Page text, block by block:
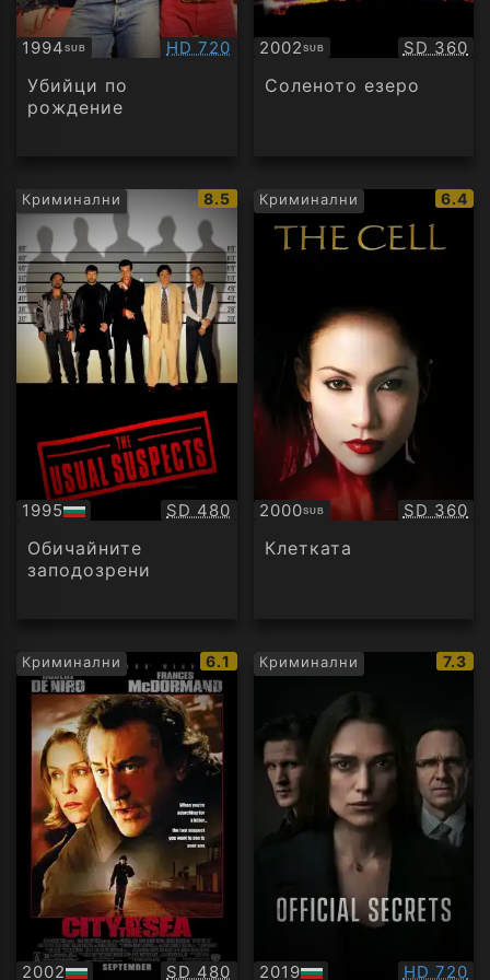
1994SUB
Субтитри Качество:
HD 720
Убийци по
рождение
2002SUB
Субтитри SD 360
Соленото езеро
Криминални
IMDb
рейтинг:
8.5
1995
БГ
аудио
Качество:
SD 480
Обичайните
заподозрени
Криминални
IMDb
6.4
2000SUB
Субтитри SD 360
Клетката
Криминални
IMDb
рейтинг:
6.1
2002 Качество:
SD 480
Криминални
IMDb
7.3
2019 HD 720